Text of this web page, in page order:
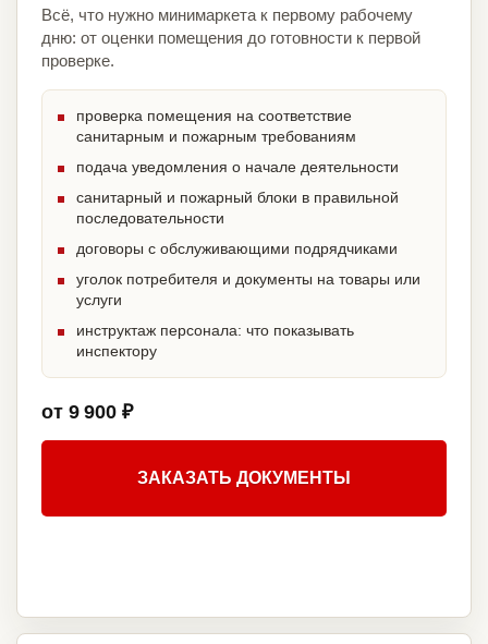
Всё, что нужно минимаркета к первому рабочему
дню: от оценки помещения до готовности к первой
проверке.
проверка помещения на соответствие
санитарным и пожарным требованиям
подача уведомления о начале деятельности
санитарный и пожарный блоки в правильной
последовательности
договоры с обслуживающими подрядчиками
уголок потребителя и документы на товары или
услуги
инструктаж персонала: что показывать
инспектору
от 9 900 ₽
ЗАКАЗАТЬ ДОКУМЕНТЫ